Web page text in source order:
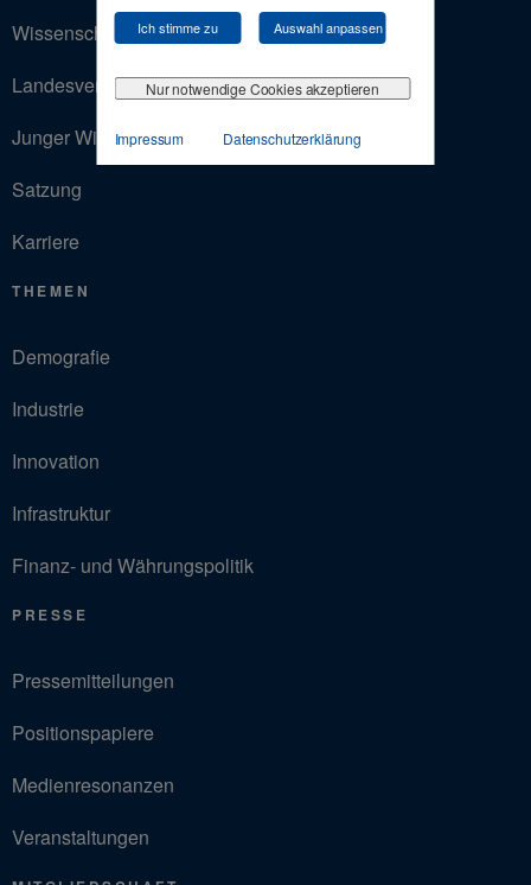
Ich stimme zu Auswahl anpassen
Nur notwendige Cookies akzeptieren
Impressum Datenschutzerklärung
Wissenschaftlicher Beirat
Landesverbände
Junger Wirtschaftsrat
Satzung
Karriere
THEMEN
Demografie
Industrie
Innovation
Infrastruktur
Finanz- und Währungspolitik
PRESSE
Pressemitteilungen
Positionspapiere
Medienresonanzen
Veranstaltungen